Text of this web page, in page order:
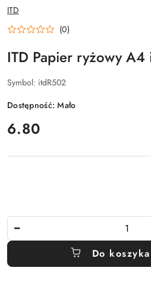
NAZWA
PRODUCENTA:
ITD
(0)
ITD Papier ryżowy A4
Symbol: itdR502
Dostępność:Mało
cena:
6.80
Do koszyka